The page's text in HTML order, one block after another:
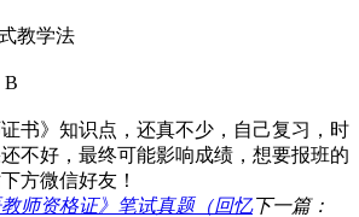
教学法
B
书》知识点，还真不少，自己复习，时
不好，最终可能影响成绩，想要报班的
方微信好友！
教师资格证》笔试真题（回忆下一篇：